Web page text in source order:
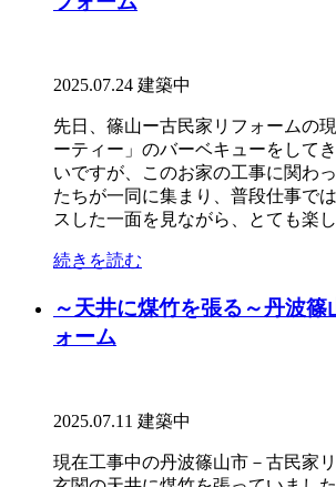
2025.07.24 建築中
先日、篠山ー古民家リフォームの
ーティー」のバーベキューをして
いですが、このお家の工事に関わ
たちが一同に集まり、普段仕事で
スした一面を見ながら、とても楽
続きを読む
～天井に煤竹を張る～丹波篠
ォーム
2025.07.11 建築中
現在工事中の丹波篠山市－古民家